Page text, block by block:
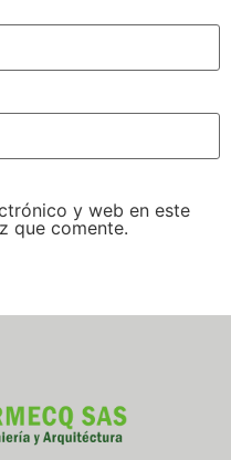
y web en este
que comente.